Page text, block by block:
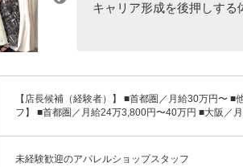
キャリア形成を後押しする
【店長候補（経験者）】 ■首都圏／月給30万円〜
フ】 ■首都圏／月給24万3,800円〜40万円 ■大阪／
未経験歓迎のアパレルショップスタッフ